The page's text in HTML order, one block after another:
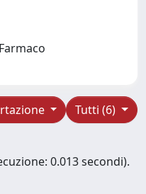
Tutti (6)
0.013 secondi).